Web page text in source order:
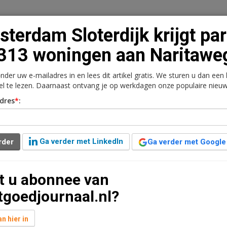
Vacaturebank Contact Abonnementen
park en 313
leestijd
de Naritaweg 50-52. Vorm en Mooi Ontwikkelt
Haard, een woonproject met vier gebouwen,
Sloterdijk krijgt
woningen aan
uw e-mailadres in en lees dit artikel gratis. We sturen u dan een
te lezen. Daarnaast ontvang je op werkdagen onze populaire
*:
Ga verder met LinkedIn Ga verder met Google
u abonnee van
hier in